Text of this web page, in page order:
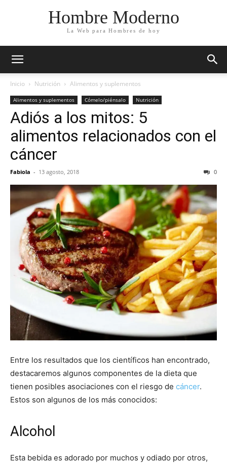
Hombre Moderno
La Web para Hombres de hoy
Inicio Nutrición Alimentos y suplementos
Alimentos y suplementos Cómelo/piénsalo Nutrición
Adiós a los mitos: 5
alimentos relacionados con el
cáncer
Fabiola - 13 agosto, 2018 0
Entre los resultados que los científicos han encontrado,
destacaremos algunos componentes de la dieta que
tienen posibles asociaciones con el riesgo de cáncer.
Estos son algunos de los más conocidos:
Alcohol
Esta bebida es adorado por muchos y odiado por otros,